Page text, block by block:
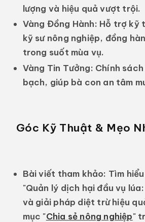
lượng và hiệu quả vượt trội.
Vàng Đồng Hành: Hỗ trợ kỹ
kỹ sư nông nghiệp, đồng
trong suốt mùa vụ.
Vàng Tin Tưởng: Chính
bạch, giúp bà con an tâm
Góc Kỹ Thuật & Mẹo
Bài viết tham khảo: Tìm
"Quản lý dịch hại đầu vụ
và giải pháp diệt trừ hiệu
mục "Chia sẻ nông nghiệp"